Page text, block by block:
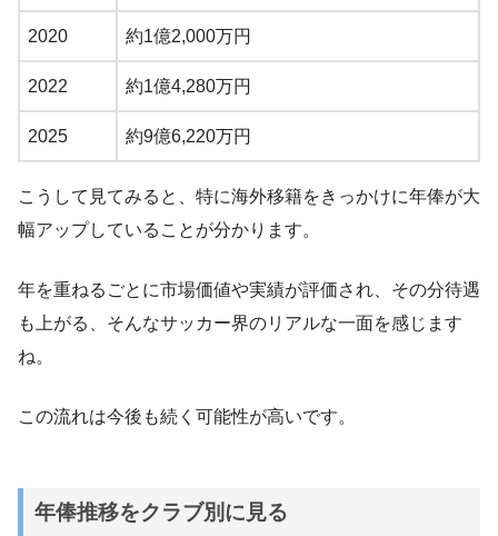
2020 約1億2,000万円
2022 約1億4,280万円
2025 約9億6,220万円
こうして見てみると、特に海外移籍をきっかけに年俸が大
幅アップしていることが分かります。
年を重ねるごとに市場価値や実績が評価され、その分待遇
も上がる、そんなサッカー界のリアルな一面を感じます
ね。
この流れは今後も続く可能性が高いです。
年俸推移をクラブ別に見る